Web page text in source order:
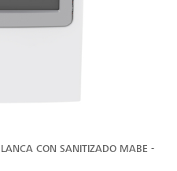
CON SANITIZADO MABE -